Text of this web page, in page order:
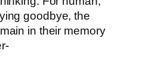
goodbye, the
in their memory